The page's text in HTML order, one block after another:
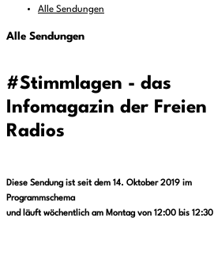
Alle Sendungen
Alle Sendungen
#Stimmlagen - das
Infomagazin der Freien
Radios
Diese Sendung ist seit dem 14. Oktober 2019 im
Programmschema
und läuft wöchentlich am Montag von 12:00 bis 12:30